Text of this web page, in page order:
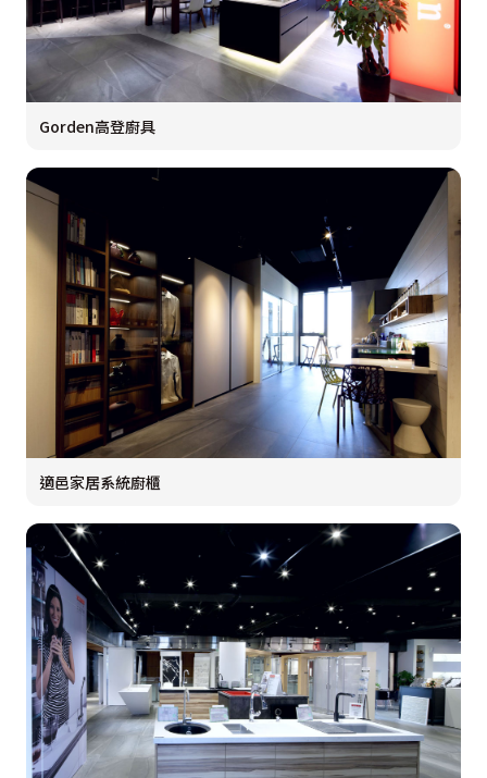
Gorden高登廚具
適邑家居系統廚櫃